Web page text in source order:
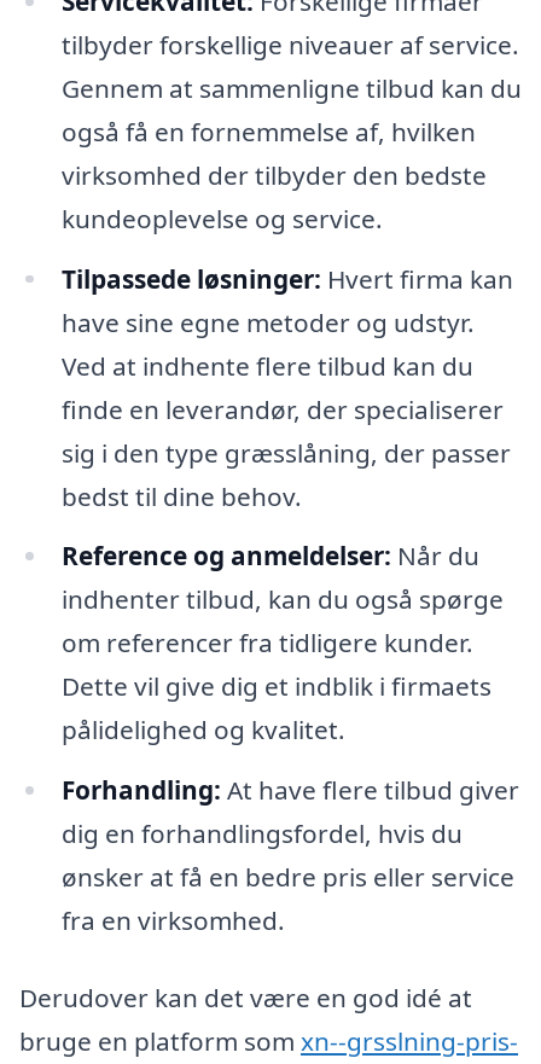
tilbyder forskellige niveauer af service.
Gennem at sammenligne tilbud kan du
også få en fornemmelse af, hvilken
virksomhed der tilbyder den bedste
kundeoplevelse og service.
Tilpassede løsninger: Hvert firma kan
have sine egne metoder og udstyr.
Ved at indhente flere tilbud kan du
finde en leverandør, der specialiserer
sig i den type græsslåning, der passer
bedst til dine behov.
Reference og anmeldelser: Når du
indhenter tilbud, kan du også spørge
om referencer fra tidligere kunder.
Dette vil give dig et indblik i firmaets
pålidelighed og kvalitet.
Forhandling: At have flere tilbud giver
dig en forhandlingsfordel, hvis du
ønsker at få en bedre pris eller service
fra en virksomhed.
Derudover kan det være en god idé at
bruge en platform som xn--grsslning-pris-